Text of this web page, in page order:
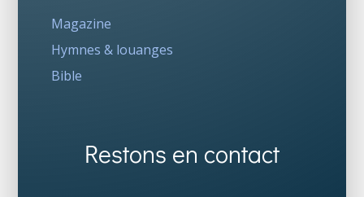
Magazine
Hymnes & louanges
Bible
Restons en contact